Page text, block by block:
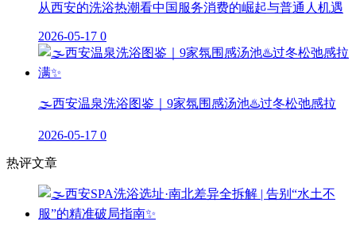
从西安的洗浴热潮看中国服务消费的崛起与普通人机遇
2026-05-17 0
🌫️西安温泉洗浴图鉴｜9家氛围感汤池♨️过冬松弛感拉
2026-05-17 0
热评文章